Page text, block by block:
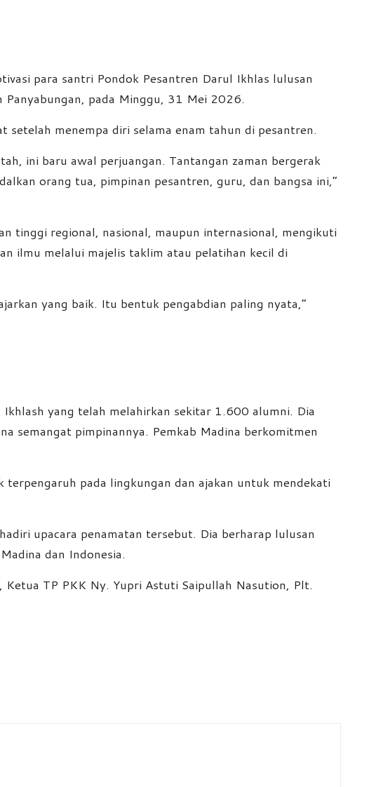
para santri Pondok Pesantren Darul Ikhlas lulusan
pada Minggu, 31 Mei 2026.
setelah menempa diri selama enam tahun di pesantren.
ini baru awal perjuangan. Tantangan zaman bergerak
orang tua, pimpinan pesantren, guru, dan bangsa ini,”
tinggi regional, nasional, maupun internasional, mengikuti
ilmu melalui majelis taklim atau pelatihan kecil di
yang baik. Itu bentuk pengabdian paling nyata,”
yang telah melahirkan sekitar 1.600 alumni. Dia
semangat pimpinannya. Pemkab Madina berkomitmen
pada lingkungan dan ajakan untuk mendekati
upacara penamatan tersebut. Dia berharap lulusan
dan Indonesia.
TP PKK Ny. Yupri Astuti Saipullah Nasution, Plt.